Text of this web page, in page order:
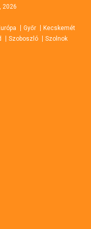
2026
Győr
Kecskemét
Szoboszló Szolnok